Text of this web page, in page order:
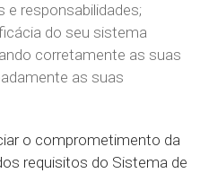
e responsabilidades;
do seu sistema
corretamente as suas
as suas
o comprometimento da
requisitos do Sistema de